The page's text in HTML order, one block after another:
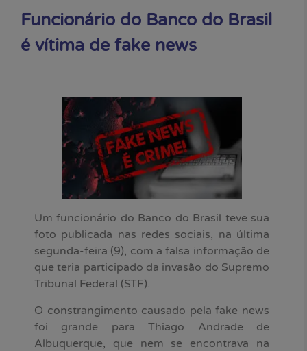
Funcionário do Banco do Brasil
é vítima de fake news
Um funcionário do Banco do Brasil teve sua
foto publicada nas redes sociais, na última
segunda-feira (9), com a falsa informação de
que teria participado da invasão do Supremo
Tribunal Federal (STF).
O constrangimento causado pela fake news
foi grande para Thiago Andrade de
Albuquerque, que nem se encontrava na